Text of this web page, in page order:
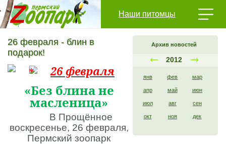
Наши питомцы
Архив новостей
2012
янв фев мар
апр май июн
июл авг сен
окт ноя дек
26 февраля - блин в
подарок!
26 февраля
«Без блина не
масленица»
В Прощённое
воскресенье, 26 февраля,
Пермский зоопарк